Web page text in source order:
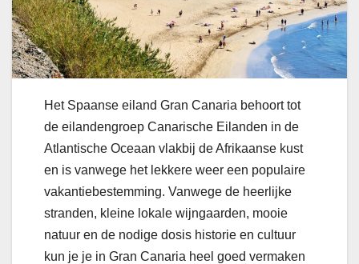
Het Spaanse eiland Gran Canaria behoort tot
de eilandengroep Canarische Eilanden in de
Atlantische Oceaan vlakbij de Afrikaanse kust
en is vanwege het lekkere weer een populaire
vakantiebestemming. Vanwege de heerlijke
stranden, kleine lokale wijngaarden, mooie
natuur en de nodige dosis historie en cultuur
kun je je in Gran Canaria heel goed vermaken